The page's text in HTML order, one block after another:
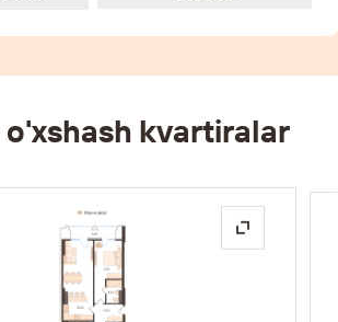
Ulashish
o'xshash kvartiralar